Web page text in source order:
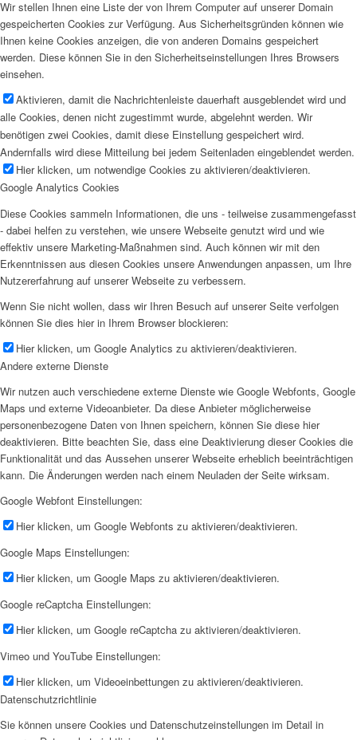
Wir stellen Ihnen eine Liste der von Ihrem Computer auf unserer Domain
gespeicherten Cookies zur Verfügung. Aus Sicherheitsgründen können wie
Ihnen keine Cookies anzeigen, die von anderen Domains gespeichert
werden. Diese können Sie in den Sicherheitseinstellungen Ihres Browsers
einsehen.
Aktivieren, damit die Nachrichtenleiste dauerhaft ausgeblendet wird und
alle Cookies, denen nicht zugestimmt wurde, abgelehnt werden. Wir
benötigen zwei Cookies, damit diese Einstellung gespeichert wird.
Andernfalls wird diese Mitteilung bei jedem Seitenladen eingeblendet werden.
Hier klicken, um notwendige Cookies zu aktivieren/deaktivieren.
Google Analytics Cookies
Diese Cookies sammeln Informationen, die uns - teilweise zusammengefasst
- dabei helfen zu verstehen, wie unsere Webseite genutzt wird und wie
effektiv unsere Marketing-Maßnahmen sind. Auch können wir mit den
Erkenntnissen aus diesen Cookies unsere Anwendungen anpassen, um Ihre
Nutzererfahrung auf unserer Webseite zu verbessern.
Wenn Sie nicht wollen, dass wir Ihren Besuch auf unserer Seite verfolgen
können Sie dies hier in Ihrem Browser blockieren:
Hier klicken, um Google Analytics zu aktivieren/deaktivieren.
Andere externe Dienste
Wir nutzen auch verschiedene externe Dienste wie Google Webfonts, Google
Maps und externe Videoanbieter. Da diese Anbieter möglicherweise
personenbezogene Daten von Ihnen speichern, können Sie diese hier
deaktivieren. Bitte beachten Sie, dass eine Deaktivierung dieser Cookies die
Funktionalität und das Aussehen unserer Webseite erheblich beeinträchtigen
kann. Die Änderungen werden nach einem Neuladen der Seite wirksam.
Google Webfont Einstellungen:
Hier klicken, um Google Webfonts zu aktivieren/deaktivieren.
Google Maps Einstellungen:
Hier klicken, um Google Maps zu aktivieren/deaktivieren.
Google reCaptcha Einstellungen:
Hier klicken, um Google reCaptcha zu aktivieren/deaktivieren.
Vimeo und YouTube Einstellungen:
Hier klicken, um Videoeinbettungen zu aktivieren/deaktivieren.
Datenschutzrichtlinie
Sie können unsere Cookies und Datenschutzeinstellungen im Detail in